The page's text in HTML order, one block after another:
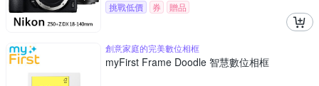
挑戰低價
券 贈品
創意家庭的完美數位相框
myFirst Frame Doodle 智慧數位相框